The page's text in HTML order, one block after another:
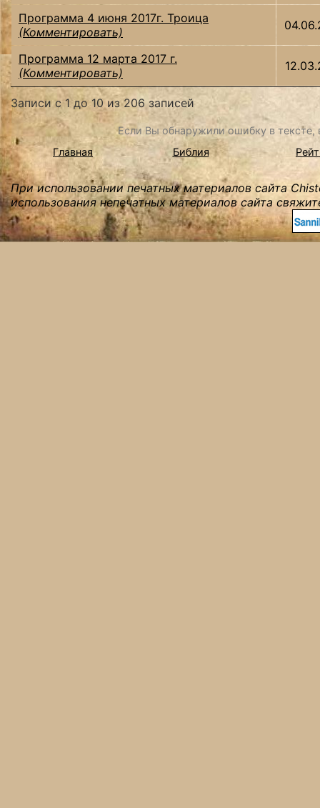
Программа 4 июня 2017г. Троица
(Комментировать)
Программа 12 марта 2017 г.
(Комментировать)
Записи с 1 до 10 из 206 записей
Если Вы обнаружили ошибку в
Главная
Библия
При использовании печатных материалов сайта
использования непечатных материалов сайта